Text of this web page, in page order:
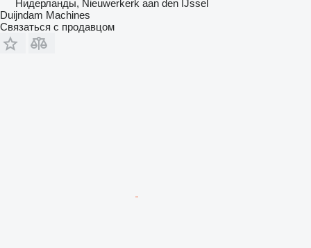
Нидерланды, Nieuwerkerk aan den IJssel
Duijndam Machines
Связаться с продавцом